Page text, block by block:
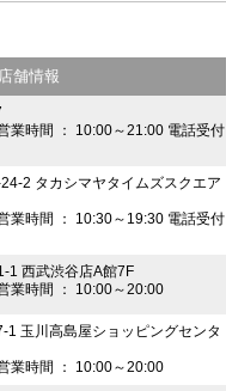
店舗情報
業時間 ： 10:00～21:00 電話受付
2 タカシマヤタイムズスクエア
業時間 ： 10:30～19:30 電話受付
1 西武渋谷店A館7F
業時間 ： 10:00～20:00
1 玉川高島屋ショッピングセンタ
業時間 ： 10:00～20:00